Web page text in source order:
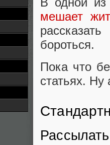
мешает
бороться.
Пока что
статьях. Ну